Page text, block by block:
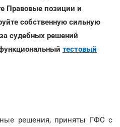
Правовые позиции и
собственную сильную
судебных решений
тестовый
решения, приняты ГФС с